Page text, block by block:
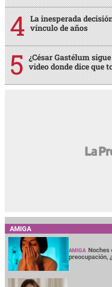
La inesperada
vínculo de años
¿César Gastélum
video donde dice que
AMIGA
AMIGA Noches
preocupación,